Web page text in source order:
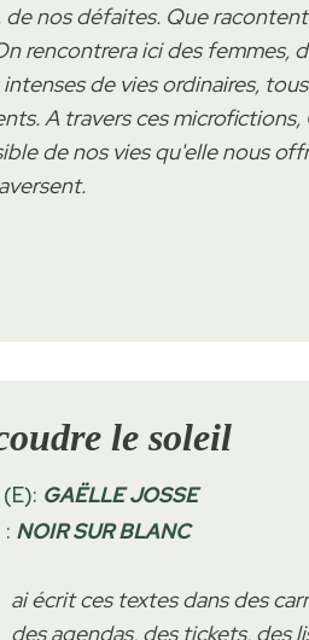
de nos défaites. Que
rencontrera ici des femmes,
de vies ordinaires,
A travers ces
de nos vies qu'elle nous
le soleil
GAËLLE JOSSE
: NOIR SUR BLANC
ai écrit ces textes dans des
des agendas, des tickets, des